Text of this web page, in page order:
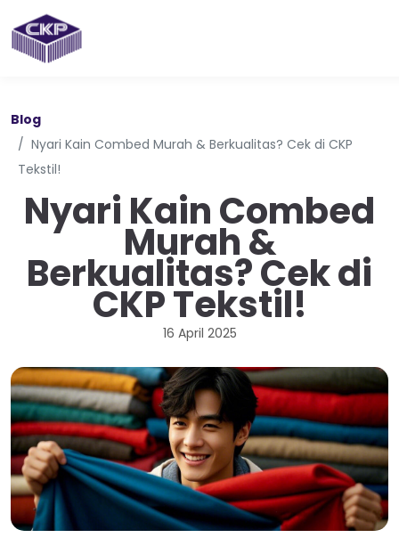
Blog
Nyari Kain Combed Murah & Berkualitas? Cek di CKP
Tekstil!
Nyari Kain Combed
Murah &
Berkualitas? Cek di
CKP Tekstil!
16 April 2025